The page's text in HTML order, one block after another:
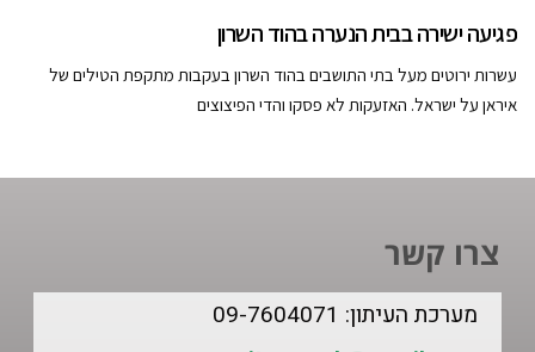
פגיעה ישירה בבית הנערה בהוד השרון
עשרות ירוטים מעל בתי התושבים בהוד השרון בעקבות מתקפת הטילים של
איראן על ישראל. האזעקות לא פסקו והדי הפיצוצים
צרו קשר
מערכת העיתון: 09-7604071